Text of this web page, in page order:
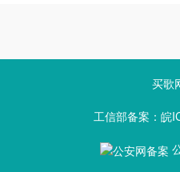
买歌
工信部备案：皖